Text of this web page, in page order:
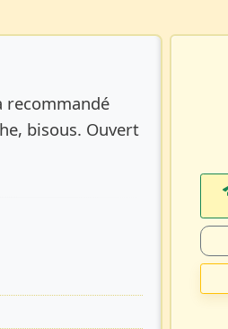
recommandé
bisous. Ouvert